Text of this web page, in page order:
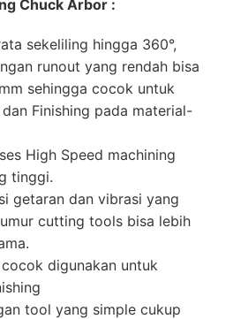
Chuck Arbor :
sekeliling hingga 360°,
runout yang rendah bisa
sehingga cocok untuk
Finishing pada material-
High Speed machining
tinggi.
getaran dan vibrasi yang
cutting tools bisa lebih
digunakan untuk
tool yang simple cukup